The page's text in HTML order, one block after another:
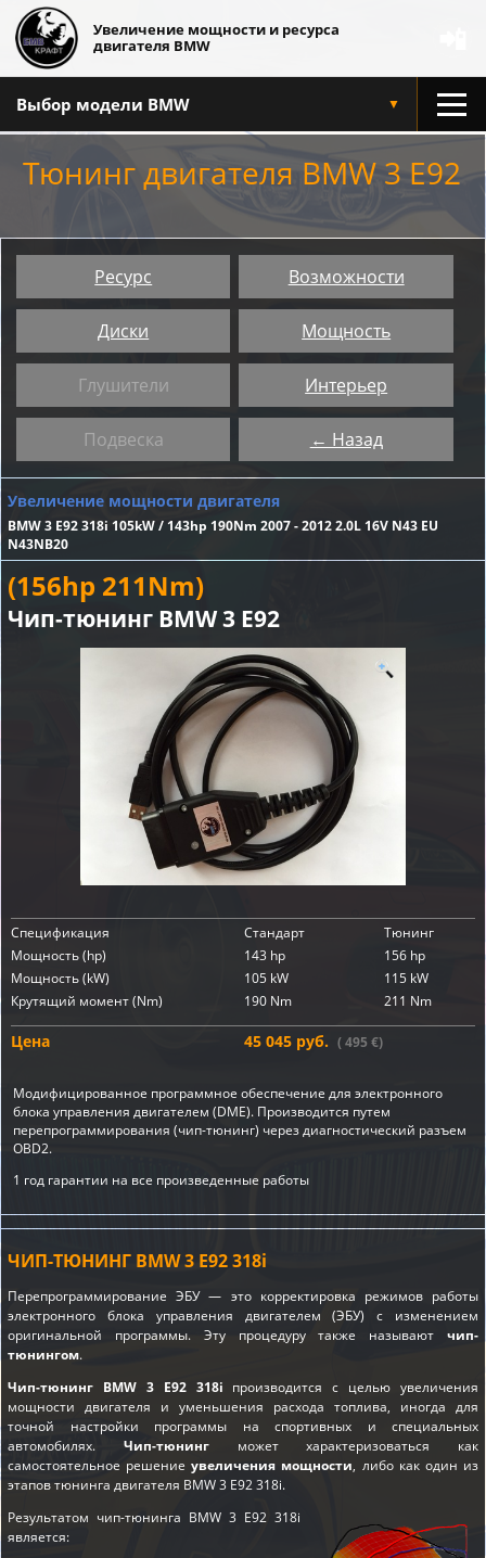
Увеличение мощности и ресурса
двигателя BMW
Выбор модели BMW ▼
Тюнинг двигателя BMW 3 E92
Ресурс Возможности
Диски Мощность
Глушители Интерьер
Подвеска ← Назад
Увеличение мощности двигателя
BMW 3 E92 318i 105kW / 143hp 190Nm 2007 - 2012 2.0L 16V N43 EU
N43NB20
(156hp 211Nm)
Чип-тюнинг BMW 3 E92
Спецификация Стандарт
Тюнинг
Мощность (hp)
143 hp
156 hp
Мощность (kW)
105 kW
115 kW
Крутящий момент (Nm)
190 Nm 211 Nm
Цена 45 045 руб. ( 495 €)
Модифицированное программное обеспечение для электронного
блока управления двигателем (DME). Производится путем
перепрограммирования (чип-тюнинг) через диагностический разъем
OBD2.
1 год гарантии на все произведенные работы
ЧИП-ТЮНИНГ BMW 3 E92 318i
Перепрограммирование ЭБУ — это корректировка режимов работы
электронного блока управления двигателем (ЭБУ) с изменением
оригинальной программы. Эту процедуру также называют чип-
тюнингом.
Чип-тюнинг BMW 3 E92 318i производится с целью увеличения
мощности двигателя и уменьшения расхода топлива, иногда для
точной настройки программы на спортивных и специальных
автомобилях. Чип-тюнингможет характеризоваться как
самостоятельное решениеувеличения мощности, либо как один из
этаповтюнинга двигателя BMW 3 E92 318i.
Результатом чип-тюнинга BMW 3 E92 318i
является: